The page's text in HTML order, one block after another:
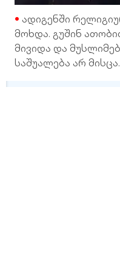
ადიგენში
მოხდა. გუშინ
მივიდა და
საშუალება არ მისცა.